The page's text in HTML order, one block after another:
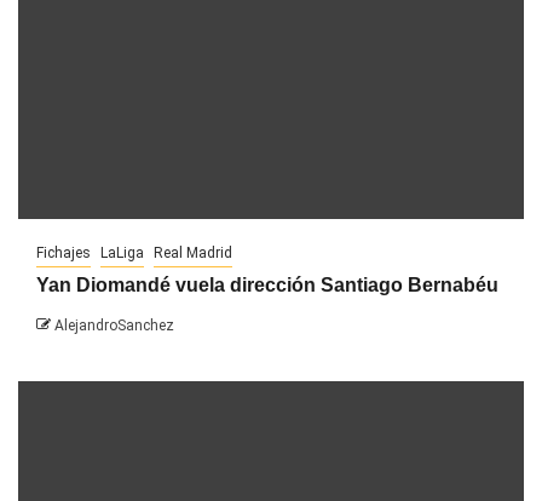
Fichajes LaLiga Real Madrid
Yan Diomandé vuela dirección Santiago Bernabéu
AlejandroSanchez